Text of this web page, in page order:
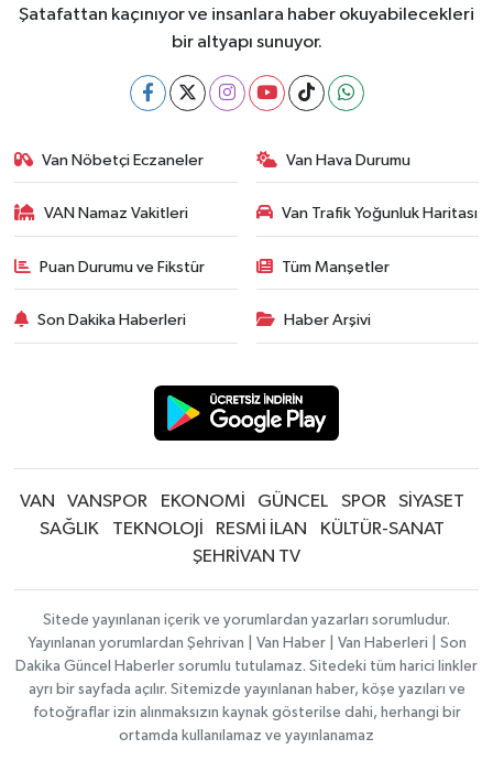
Şatafattan kaçınıyor ve insanlara haber okuyabilecekleri
bir altyapı sunuyor.
Van Nöbetçi Eczaneler Van Hava Durumu
VAN Namaz Vakitleri Van Trafik Yoğunluk Haritası
Puan Durumu ve Fikstür Tüm Manşetler
Son Dakika Haberleri Haber Arşivi
VAN VANSPOR EKONOMİ GÜNCEL SPOR
SİYASET
SAĞLIK
TEKNOLOJİ RESMİ İLAN
KÜLTÜR-SANAT
ŞEHRİVAN TV
Sitede yayınlanan içerik ve yorumlardan yazarları sorumludur.
Yayınlanan yorumlardan Şehrivan | Van Haber | Van Haberleri | Son
Dakika Güncel Haberler sorumlu tutulamaz. Sitedeki tüm harici linkler
ayrı bir sayfada açılır. Sitemizde yayınlanan haber, köşe yazıları ve
fotoğraflar izin alınmaksızın kaynak gösterilse dahi, herhangi bir
ortamda kullanılamaz ve yayınlanamaz